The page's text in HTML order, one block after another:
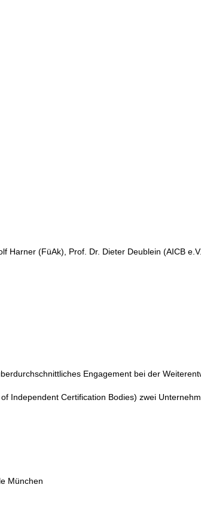
(FüAk), Prof. Dr. Dieter Deublein (AICB
Engagement bei der
Independent Certification Bodies) zwei
München